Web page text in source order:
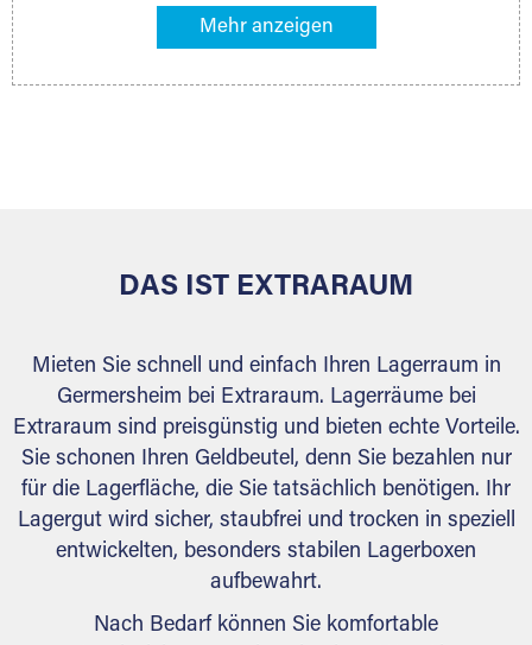
gehören z. B. Verpackungsservice, Lieferung von
Ihr Lagergut wird bei Ihrem Extraraum Partner
DAS IST EXTRARAUM
Mieten Sie schnell und einfach Ihren Lagerraum in
Germersheim bei Extraraum. Lagerräume bei
Extraraum sind preisgünstig und bieten echte Vorteile.
Sie schonen Ihren Geldbeutel, denn Sie bezahlen nur
für die Lagerfläche, die Sie tatsächlich benötigen. Ihr
Lagergut wird sicher, staubfrei und trocken in speziell
entwickelten, besonders stabilen Lagerboxen
aufbewahrt.
Nach Bedarf können Sie komfortable